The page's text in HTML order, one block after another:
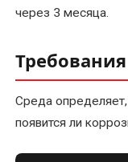
Перемотка
статора
через 3 месяца.
Среда
появится ли